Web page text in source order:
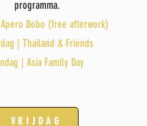
programma.
Bobo (free afterwork)
| Thailand & Friends
| Asia Family Day
VRIJDAG